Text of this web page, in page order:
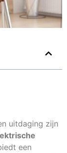
uitdaging zijn
een